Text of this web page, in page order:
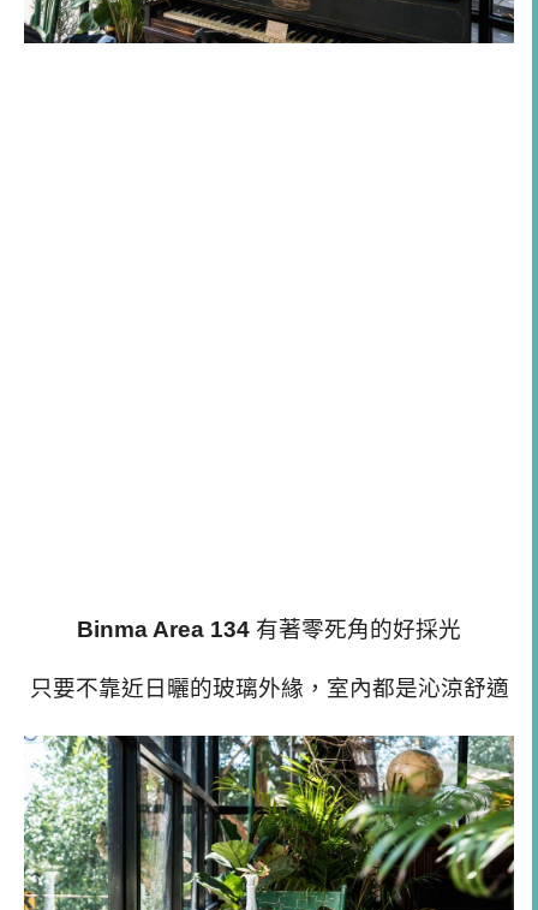
Binma Area 134 有著零死角的好採光
只要不靠近日曬的玻璃外緣，室內都是沁涼舒適